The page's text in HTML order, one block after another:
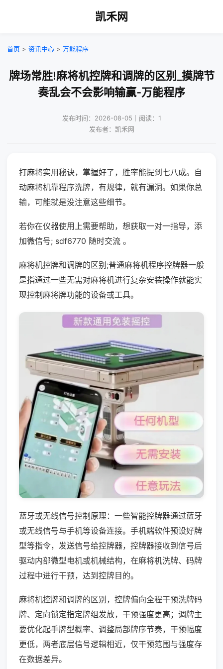
凯禾网
首页 > 资讯中心 > 万能程序
牌场常胜!麻将机控牌和调牌的区别_摸牌节
奏乱会不会影响输赢-万能程序
发布时间：2026-08-05｜阅读：1
发布者：凯禾网
打麻将实用秘诀，掌握好了，胜率能提到七八成。自
动麻将机靠程序洗牌，有规律，就有漏洞。如果你总
输，可能就是没注意这些细节。
若你在仪器使用上需要帮助，想获取一对一指导，添
加微信号; sdf6770 随时交流 。
麻将机控牌和调牌的区别;普通麻将机程序控牌器一般
是指通过一些无需对麻将机进行复杂安装操作就能实
现控制麻将牌功能的设备或工具。
蓝牙或无线信号控制原理：一些智能控牌器通过蓝牙
或无线信号与手机等设备连接。手机端软件预设好牌
型等指令，发送信号给控牌器，控牌器接收到信号后
驱动内部微型电机或机械结构，在麻将机洗牌、码牌
过程中进行干预，达到控牌目的。
麻将机控牌和调牌的区别，控牌偏向全程干预洗牌码
牌、定向锁定指定牌组发放，干预强度更高；调牌主
要优化起手牌型概率、调整局部牌序节奏，干预幅度
更低，两者底层信号逻辑相近，仅干预范围与强度存
在数据差异。